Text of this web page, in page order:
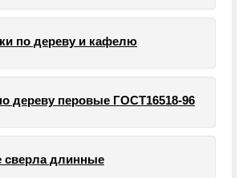
по дереву и кафелю
дереву перовые ГОСТ16518-96
сверла длинные